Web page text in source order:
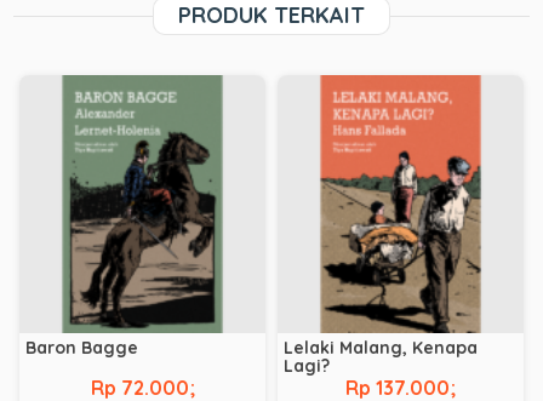
PRODUK TERKAIT
Baron Bagge
Rp 72.000;
Lelaki Malang, Kenapa
Lagi?
Rp 137.000;